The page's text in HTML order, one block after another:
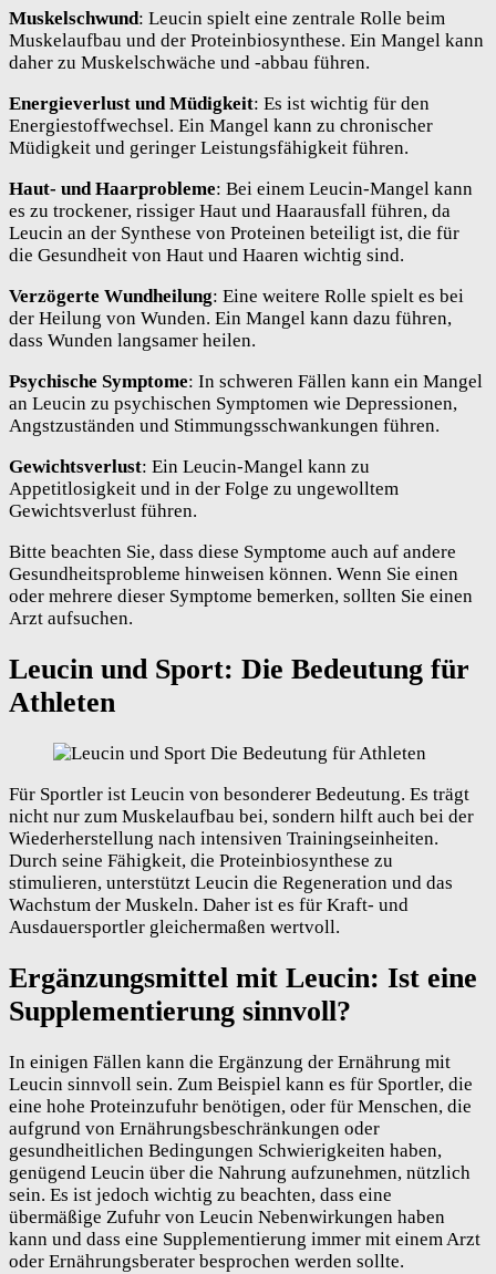
Muskelschwund: Leucin spielt eine zentrale Rolle beim
Muskelaufbau und der Proteinbiosynthese. Ein Mangel kann
daher zu Muskelschwäche und -abbau führen.
Energieverlust und Müdigkeit: Es ist wichtig für den
Energiestoffwechsel. Ein Mangel kann zu chronischer
Müdigkeit und geringer Leistungsfähigkeit führen.
Haut- und Haarprobleme: Bei einem Leucin-Mangel kann
es zu trockener, rissiger Haut und Haarausfall führen, da
Leucin an der Synthese von Proteinen beteiligt ist, die für
die Gesundheit von Haut und Haaren wichtig sind.
Verzögerte Wundheilung: Eine weitere Rolle spielt es bei
der Heilung von Wunden. Ein Mangel kann dazu führen,
dass Wunden langsamer heilen.
Psychische Symptome: In schweren Fällen kann ein Mangel
an Leucin zu psychischen Symptomen wie Depressionen,
Angstzuständen und Stimmungsschwankungen führen.
Gewichtsverlust: Ein Leucin-Mangel kann zu
Appetitlosigkeit und in der Folge zu ungewolltem
Gewichtsverlust führen.
Bitte beachten Sie, dass diese Symptome auch auf andere
Gesundheitsprobleme hinweisen können. Wenn Sie einen
oder mehrere dieser Symptome bemerken, sollten Sie einen
Arzt aufsuchen.
Leucin und Sport: Die Bedeutung für
Athleten
Für Sportler ist Leucin von besonderer Bedeutung. Es trägt
nicht nur zum Muskelaufbau bei, sondern hilft auch bei der
Wiederherstellung nach intensiven Trainingseinheiten.
Durch seine Fähigkeit, die Proteinbiosynthese zu
stimulieren, unterstützt Leucin die Regeneration und das
Wachstum der Muskeln. Daher ist es für Kraft- und
Ausdauersportler gleichermaßen wertvoll.
Ergänzungsmittel mit Leucin: Ist eine
Supplementierung sinnvoll?
In einigen Fällen kann die Ergänzung der Ernährung mit
Leucin sinnvoll sein. Zum Beispiel kann es für Sportler, die
eine hohe Proteinzufuhr benötigen, oder für Menschen, die
aufgrund von Ernährungsbeschränkungen oder
gesundheitlichen Bedingungen Schwierigkeiten haben,
genügend Leucin über die Nahrung aufzunehmen, nützlich
sein. Es ist jedoch wichtig zu beachten, dass eine
übermäßige Zufuhr von Leucin Nebenwirkungen haben
kann und dass eine Supplementierung immer mit einem Arzt
oder Ernährungsberater besprochen werden sollte.